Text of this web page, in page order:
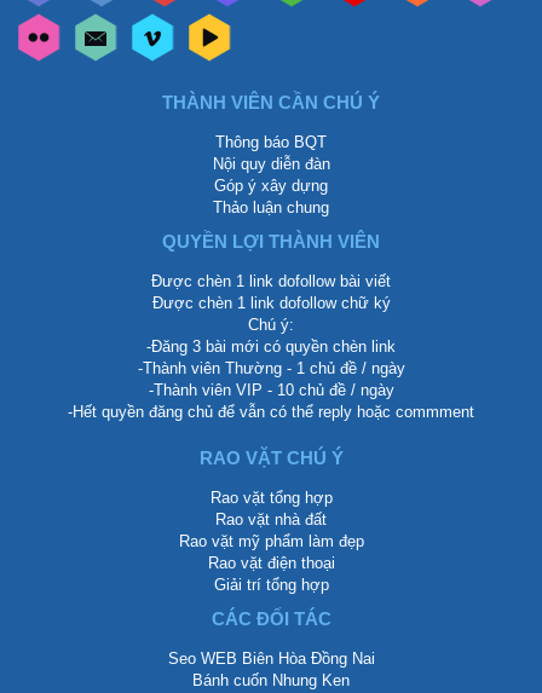
THÀNH VIÊN CẦN CHÚ Ý
Thông báo BQT
Nội quy diễn đàn
Góp ý xây dựng
Thảo luận chung
QUYỀN LỢI THÀNH VIÊN
Được chèn 1 link dofollow bài viết
Được chèn 1 link dofollow chữ ký
Chú ý:
-Đăng 3 bài mới có quyền chèn link
-Thành viên Thường - 1 chủ đề / ngày
-Thành viên VIP - 10 chủ đề / ngày
-Hết quyền đăng chủ để vẫn có thể reply hoặc commment
RAO VẶT CHÚ Ý
Rao vặt tổng hợp
Rao vặt nhà đất
Rao vặt mỹ phẩm làm đẹp
Rao vặt điện thoại
Giải trí tổng hợp
CÁC ĐỐI TÁC
Seo WEB Biên Hòa Đồng Nai
Bánh cuốn Nhung Ken